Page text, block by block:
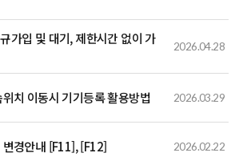
가입 및 대기, 제한시간 없이 가
2026.04.28
치 이동시 기기등록 활용방법 2026.03.29
경안내 [F11], [F12] 2026.02.22